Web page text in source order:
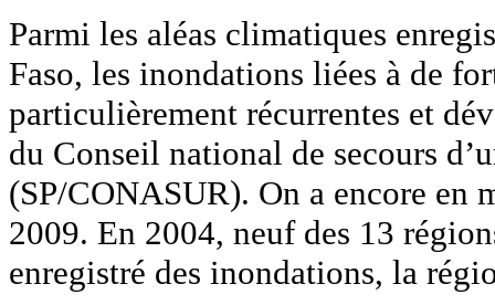
Parmi les aléas climatiques
Faso, les inondations liées à de
particulièrement récurrentes et
du Conseil national de secours
(SP/CONASUR). On a encore en
2009. En 2004, neuf des 13
enregistré des inondations, la